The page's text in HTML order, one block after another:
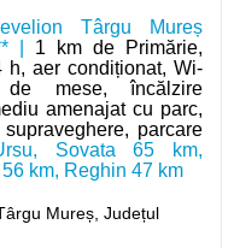
Târgu Mureș
| 1 km de Primărie,
h, aer condiționat, Wi-
mese, încălzire
amenajat cu parc,
parcare
Sovata 65 km,
km, Reghin 47 km
Mureș,Județul